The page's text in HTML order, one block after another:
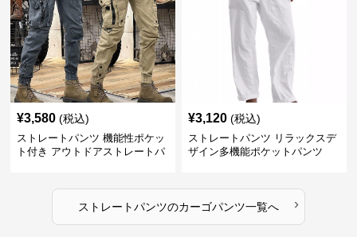
¥3,580 (税込)
ストレートパンツ 機能性ポケッ
ト付き アウトドアストレートパ
¥3,120 (税込)
ストレートパンツ リラックスデ
ザイン多機能ポケットパンツ
ストレートパンツのカーゴパンツ一覧へ ›